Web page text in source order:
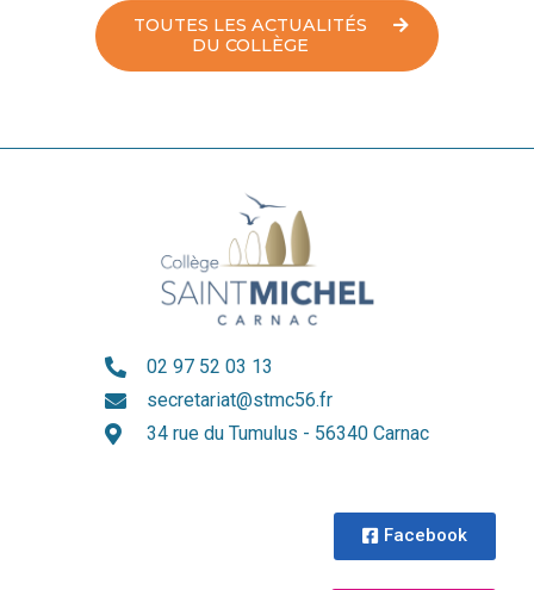
TOUTES LES ACTUALITÉS
DU COLLÈGE
02 97 52 03 13
secretariat@stmc56.fr
34 rue du Tumulus - 56340 Carnac
Facebook